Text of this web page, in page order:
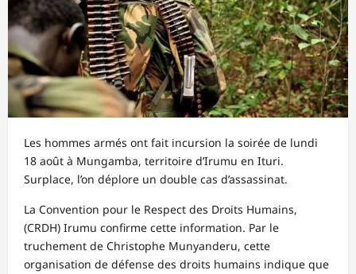
Les hommes armés ont fait incursion la soirée de lundi
18 août à Mungamba, territoire d’Irumu en Ituri.
Surplace, l’on déplore un double cas d’assassinat.
La Convention pour le Respect des Droits Humains,
(CRDH) Irumu confirme cette information. Par le
truchement de Christophe Munyanderu, cette
organisation de défense des droits humains indique que